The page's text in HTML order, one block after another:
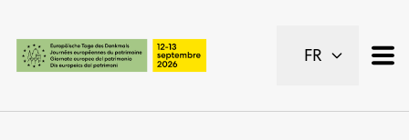
Pages importantes
Page d’accueil
Contenu
FR